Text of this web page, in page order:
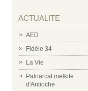
ACTUALITE
AED
Fidèle 34
La Vie
Patriarcat melkite
d'Antioche